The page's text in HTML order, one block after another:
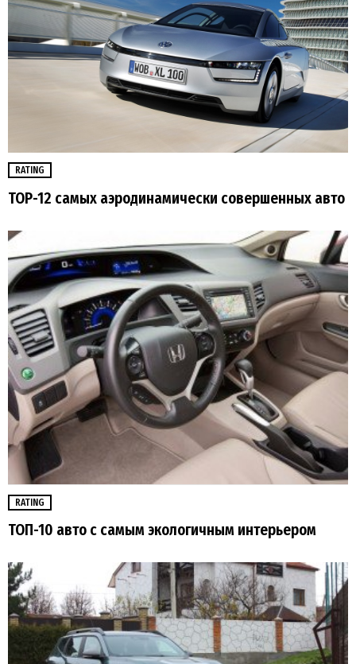
RATING
TOP-12 самых аэродинамически совершенных авто
RATING
ТОП-10 авто с самым экологичным интерьером